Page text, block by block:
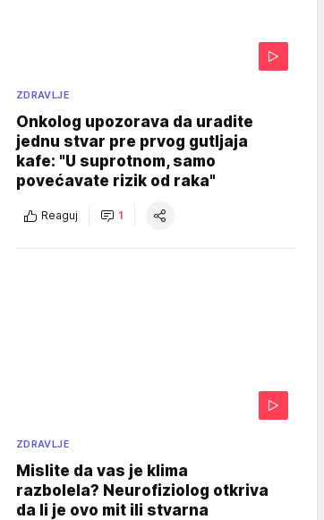
ZDRAVLJE
Onkolog upozorava da uradite
jednu stvar pre prvog gutljaja
kafe: "U suprotnom, samo
povećavate rizik od raka"
Reaguj 1
ZDRAVLJE
Mislite da vas je klima
razbolela? Neurofiziolog otkriva
da li je ovo mit ili stvarna